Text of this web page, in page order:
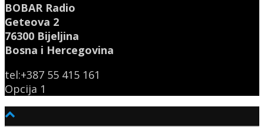
BOBAR Radio
Geteova 2
76300 Bijeljina
Bosna i Hercegovina
tel:+387 55 415 161
Opcija 1